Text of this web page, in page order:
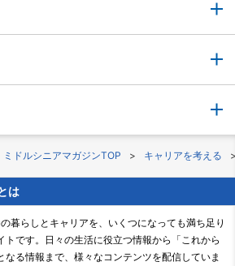
ミドルシニアマガジンTOP キャリアを考える
は
暮らしとキャリアを、いくつになっても満ち足り
トです。日々の生活に役立つ情報から「これから
なる情報まで、様々なコンテンツを配信していま